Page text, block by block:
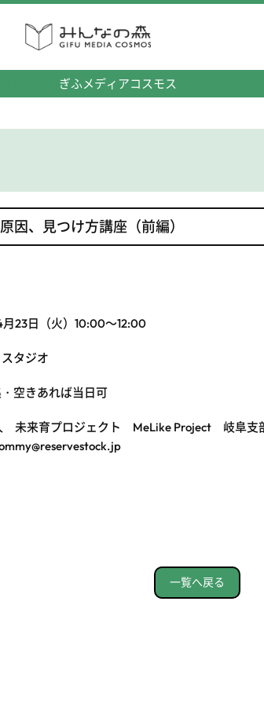
ぎふメディアコスモス
因、見つけ方講座（前編）
23日（火）10:00～12:00
タジオ
空きあれば当日可
未来育プロジェクト MeLike Project 岐阜支
一覧へ戻る